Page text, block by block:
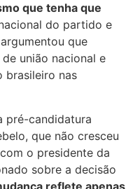
que tenha que
do partido e
que
união nacional e
brasileiro nas
pré-candidatura
que não cresceu
o presidente da
sobre a decisão
reflete apenas